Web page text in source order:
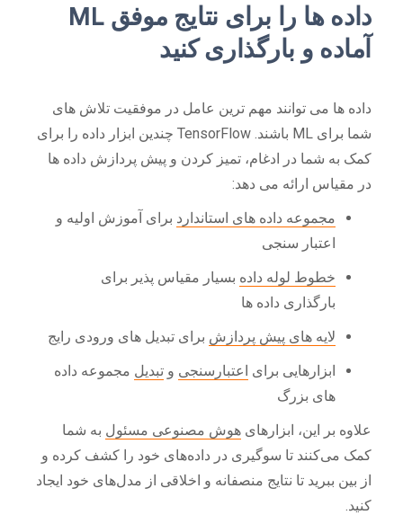
داده ها را برای نتایج موفق ML
آماده و بارگذاری کنید
داده ها می توانند مهم ترین عامل در موفقیت تلاش های
شما برای ML باشند. TensorFlow چندین ابزار داده را برای
کمک به شما در ادغام، تمیز کردن و پیش پردازش داده ها
در مقیاس ارائه می دهد:
مجموعه داده های استاندارد برای آموزش اولیه و
اعتبار سنجی
خطوط لوله داده بسیار مقیاس پذیر برای
بارگذاری داده ها
لایه های پیش پردازش برای تبدیل های ورودی رایج
ابزارهایی برای اعتبارسنجی و تبدیل مجموعه داده
های بزرگ
علاوه بر این، ابزارهای هوش مصنوعی مسئول به شما
کمک می‌کنند تا سوگیری در داده‌های خود را کشف کرده و
از بین ببرید تا نتایج منصفانه و اخلاقی از مدل‌های خود ایجاد
کنید.